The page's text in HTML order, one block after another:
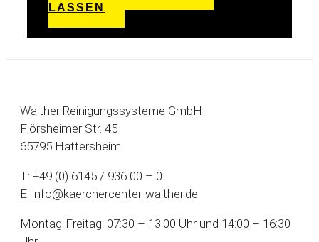
LASSEN
Walther Reinigungssysteme GmbH
Flörsheimer Str. 45
65795 Hattersheim
T: +49 (0) 6145 / 936 00 – 0
E: info@kaerchercenter-walther.de
Montag-Freitag: 07:30 – 13:00 Uhr und 14:00 – 16:30